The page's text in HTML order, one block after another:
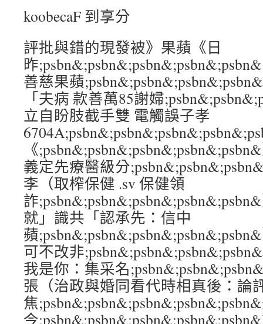
koobecaF 到享分
評批與錯的現發被》果蘋《日
昨
善慈果蘋
「夫病 款善萬85謝婦
立自盼肢截手雙 電觸誤子孝
《
義定先療醫級分
李（取榨保健 .sv 保健領
詐
就」識共「認承先：信中
蘋
可不改非
我是你：集采名
張（治政與婚同看代時相真後：論
焦
今